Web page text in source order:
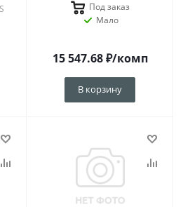
Под заказ
Мало
15 547.68₽/комп
В корзину